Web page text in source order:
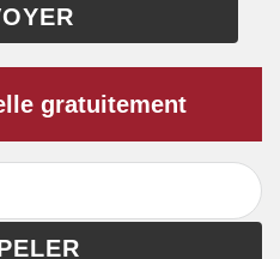
gratuitement